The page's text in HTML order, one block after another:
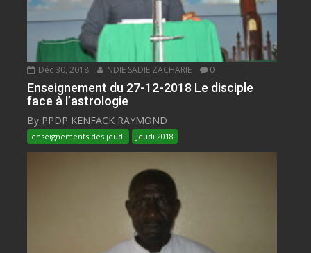
Déc 30, 2018 NDIE SADIE ZACHARIE 0
Enseignement du 27-12-2018 Le disciple
face à l’astrologie
By PPDP KENFACK RAYMOND
enseignements des jeudi Jeudi 2018